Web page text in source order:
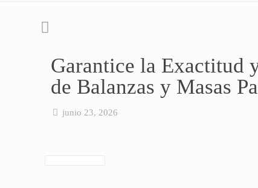
Garantice la Exactitud
de Balanzas y Masas
junio 23, 2026